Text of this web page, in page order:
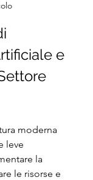
e
moderna
leve
la
le risorse e